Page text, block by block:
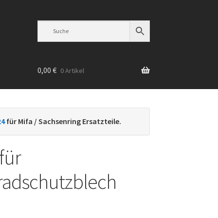
0,00 € 0 Artikel
für Mifa / Sachsenring Ersatzteile.